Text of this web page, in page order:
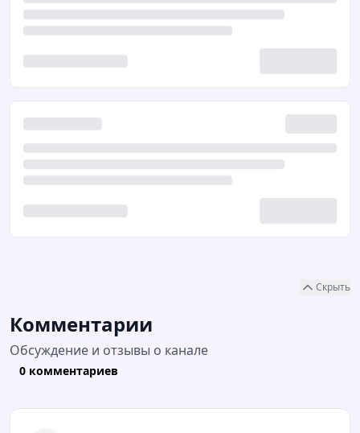
Скрыть
Комментарии
Обсуждение и отзывы о канале
0 комментариев